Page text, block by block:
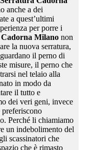
anche a dei
a quest’ultimi
per porre i
Milanonon
la nuova serratura,
il perno di
misure, il perno che
nel telaio alla
in modo da
il tutto e
dei veri geni, invece
Perché li chiamiamo
un indebolimento del
scassinatori che
che è rimasto